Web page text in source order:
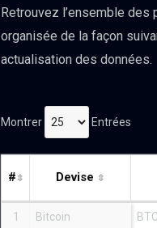
Retrouvez l’ensemble des
organisée de la façon
actualisation des données.
Montrer Entrées
# Devise
1 Bitcoin